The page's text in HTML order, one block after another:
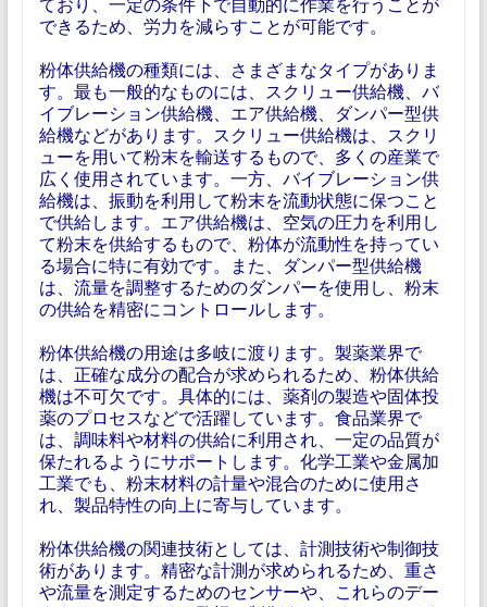
できるため、労力を減らすことが可能です。
粉体供給機の種類には、さまざまなタイプがありま
す。最も一般的なものには、スクリュー供給機、バ
イブレーション供給機、エア供給機、ダンパー型供
給機などがあります。スクリュー供給機は、スクリ
ューを用いて粉末を輸送するもので、多くの産業で
広く使用されています。一方、バイブレーション供
給機は、振動を利用して粉末を流動状態に保つこと
で供給します。エア供給機は、空気の圧力を利用し
て粉末を供給するもので、粉体が流動性を持ってい
る場合に特に有効です。また、ダンパー型供給機
は、流量を調整するためのダンパーを使用し、粉末
の供給を精密にコントロールします。
粉体供給機の用途は多岐に渡ります。製薬業界で
は、正確な成分の配合が求められるため、粉体供給
機は不可欠です。具体的には、薬剤の製造や固体投
薬のプロセスなどで活躍しています。食品業界で
は、調味料や材料の供給に利用され、一定の品質が
保たれるようにサポートします。化学工業や金属加
工業でも、粉末材料の計量や混合のために使用さ
れ、製品特性の向上に寄与しています。
粉体供給機の関連技術としては、計測技術や制御技
術があります。精密な計測が求められるため、重さ
や流量を測定するためのセンサーや、これらのデー